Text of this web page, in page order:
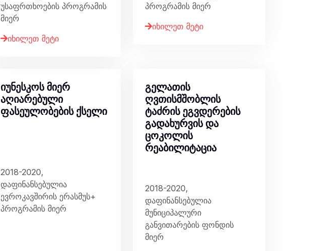
უსაფრთხოების პროგრამის
მიერ
იხილეთ მეტი
პროგრამის მიერ
იხილეთ მეტი
იუნესკოს მიერ
აღიარებული
ფასეულობების ქსელი
2018-2020,
დაფინანსებულია
ევროკავშირის ერასმუს+
პროგრამის მიერ
გელათის
ღვთისმშობლის
ტაძრის ეგვდერების
გადახურვის და
ცოკოლის
რეაბილიტაცია
2018-2020,
დაფინანსებულია
მუნიციპალური
განვითარების ფონდის
მიერ